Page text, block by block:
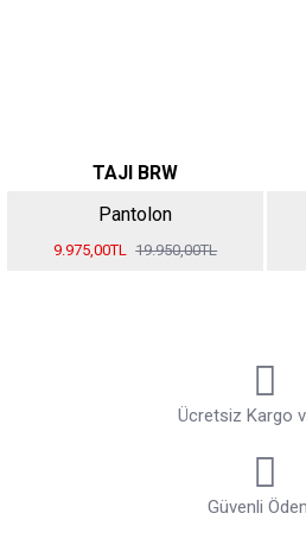
TAJI BRW
Pantolon
9.975,00TL 19.950,00TL
Ücretsiz Kargo
Güvenli